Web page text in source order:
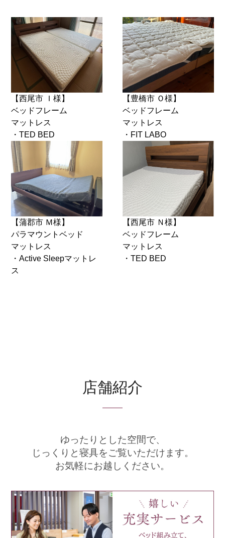
【西尾市 Ｉ様】
ベッドフレーム
マットレス
・TED BED
【豊橋市 Ｏ様】
ベッドフレーム
マットレス
・FIT LABO
【蒲郡市 Ｍ様】
パラマウントベッド
マットレス
・Active Sleepマットレ
ス
【西尾市 Ｎ様】
ベッドフレーム
マットレス
・TED BED
店舗紹介
ゆったりとした空間で、
じっくりと寝具をご覧いただけます。
お気軽にお越しください。